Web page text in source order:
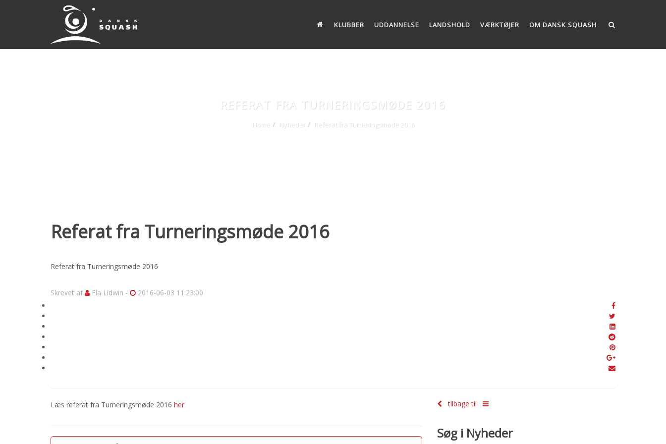
KLUBBER UDDANNELSE LANDSHOLD VÆRKTØJER OM DANSK SQUASH
REFERAT FRA TURNERINGSMØDE 2016
Home Nyheder Referat fra Turneringsmøde 2016
Referat fra Turneringsmøde 2016
Referat fra Turneringsmøde 2016
Skrevet af Ela Lidwin - 2016-06-03 11:23:00
Læs referat fra Turneringsmøde 2016 her tilbage til
Søg i Nyheder